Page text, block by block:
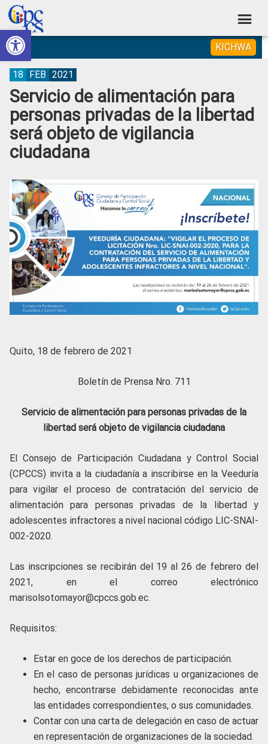
Abrir barra de herramientas
Skip
to
primary
navigation
Skip
to
main
content
Skip
to
primary
sidebar
Skip
to
footer
Consejo
de
Participación
Ciudadana
Control
Social
Construyendo
Poder
Ciudadano
KICHWA
Servicio de alimentación para
personas privadas de la libertad
será objeto de vigilancia
ciudadana
18 FEB 2021
Quito, 18 de febrero de 2021
Boletín de Prensa Nro. 711
Servicio de alimentación para personas privadas de la
libertad será objeto de vigilancia ciudadana
El Consejo de Participación Ciudadana y Control Social
(CPCCS) invita a la ciudadanía a inscribirse en la Veeduría
para vigilar el proceso de contratación del servicio de
alimentación para personas privadas de la libertad y
adolescentes infractores a nivel nacional código LIC-SNAI-
002-2020.
Las inscripciones se recibirán del 19 al 26 de febrero del
2021, en el correo electrónico
marisolsotomayor@cpccs.gob.ec.
Requisitos:
Estar en goce de los derechos de participación.
En el caso de personas jurídicas u organizaciones de
hecho, encontrarse debidamente reconocidas ante
las entidades correspondientes, o sus comunidades.
Contar con una carta de delegación en caso de actuar
en representación de organizaciones de la sociedad.